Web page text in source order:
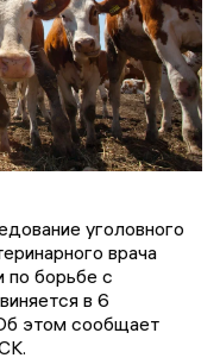
уголовного
врача
по борьбе с
в 6
этом сообщает